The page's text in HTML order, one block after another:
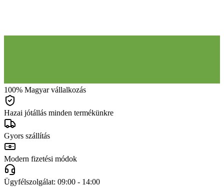
100% Magyar vállalkozás
Hazai jótállás minden termékünkre
Gyors szállítás
Modern fizetési módok
Ügyfélszolgálat: 09:00 - 14:00